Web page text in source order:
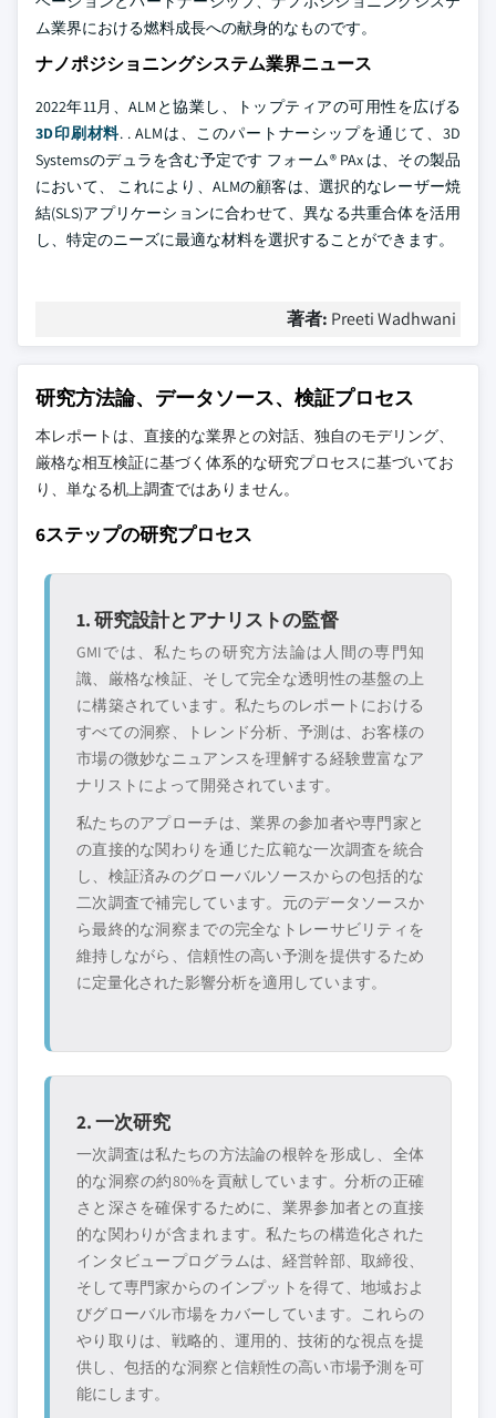
ム業界における燃料成長への献身的なものです。
ナノポジショニングシステム業界ニュース
2022年11月、ALMと協業し、トップティアの可用性を広げる
3D印刷材料. . ALMは、このパートナーシップを通じて、3D
Systemsのデュラを含む予定です フォーム® PAx は、その製品
において、 これにより、ALMの顧客は、選択的なレーザー焼
結(SLS)アプリケーションに合わせて、異なる共重合体を活用
し、特定のニーズに最適な材料を選択することができます。
著者: Preeti Wadhwani
研究方法論、データソース、検証プロセス
本レポートは、直接的な業界との対話、独自のモデリング、
厳格な相互検証に基づく体系的な研究プロセスに基づいてお
り、単なる机上調査ではありません。
6ステップの研究プロセス
1. 研究設計とアナリストの監督
GMIでは、私たちの研究方法論は人間の専門知
識、厳格な検証、そして完全な透明性の基盤の上
に構築されています。私たちのレポートにおける
すべての洞察、トレンド分析、予測は、お客様の
市場の微妙なニュアンスを理解する経験豊富なア
ナリストによって開発されています。
私たちのアプローチは、業界の参加者や専門家と
の直接的な関わりを通じた広範な一次調査を統合
し、検証済みのグローバルソースからの包括的な
二次調査で補完しています。元のデータソースか
ら最終的な洞察までの完全なトレーサビリティを
維持しながら、信頼性の高い予測を提供するため
に定量化された影響分析を適用しています。
2. 一次研究
一次調査は私たちの方法論の根幹を形成し、全体
的な洞察の約80%を貢献しています。分析の正確
さと深さを確保するために、業界参加者との直接
的な関わりが含まれます。私たちの構造化された
インタビュープログラムは、経営幹部、取締役、
そして専門家からのインプットを得て、地域およ
びグローバル市場をカバーしています。これらの
やり取りは、戦略的、運用的、技術的な視点を提
供し、包括的な洞察と信頼性の高い市場予測を可
能にします。